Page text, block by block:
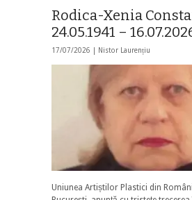
Rodica-Xenia
24.05.1941 –
17/07/2026 | Nistor Laurențiu
Uniunea Artiștilor Plastici din